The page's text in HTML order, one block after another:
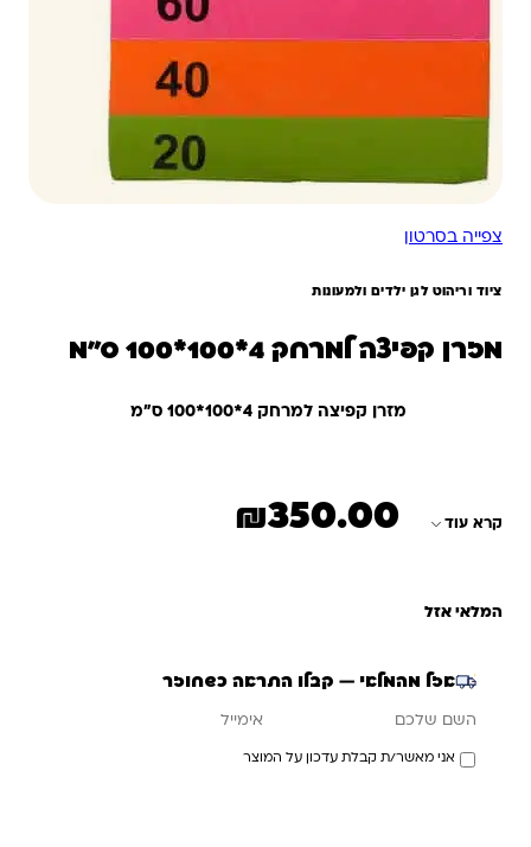
צפייה בסרטון
ציוד וריהוט לגן ילדים ולמעונות
מזרן קפיצה למרחק 4*100*100 ס"מ
מזרן קפיצה למרחק 4*100*100 ס"מ
קרא עוד ₪350.00
המלאי אזל
אזל מהמלאי — קבלו התראה כשחוזר
אני מאשר/ת קבלת עדכון על המוצר